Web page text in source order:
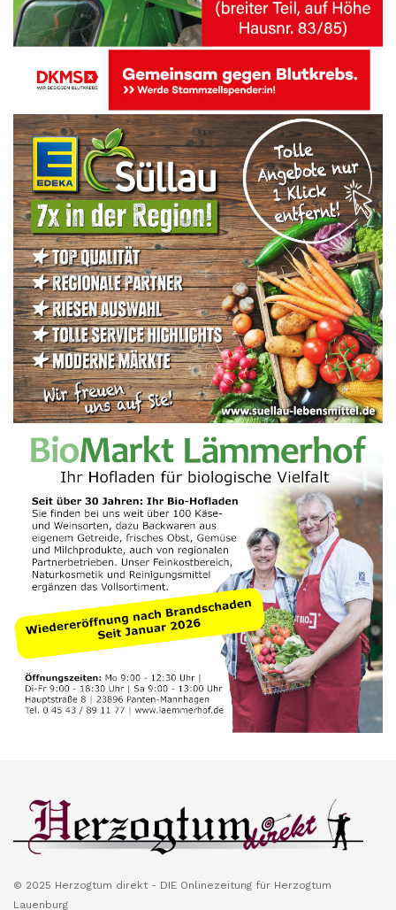
© 2025 Herzogtum direkt - DIE Onlinezeitung für Herzogtum
Lauenburg